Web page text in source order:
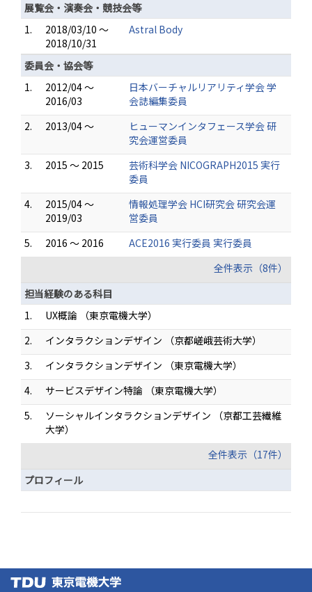
展覧会・演奏会・競技会等
1.
2018/03/10 ～
2018/10/31
Astral Body
委員会・協会等
1.
2012/04 ～
2016/03
日本バーチャルリアリティ学会 学
会誌編集委員
2.
2013/04 ～
ヒューマンインタフェース学会 研
究会運営委員
3.
2015 ～ 2015
芸術科学会 NICOGRAPH2015 実行
委員
4.
2015/04 ～
2019/03
情報処理学会 HCI研究会 研究会運
営委員
5.
2016 ～ 2016
ACE2016 実行委員 実行委員
全件表示（8件）
担当経験のある科目
1.
UX概論 （東京電機大学）
2.
インタラクションデザイン （京都嵯峨芸術大学）
3.
インタラクションデザイン （東京電機大学）
4.
サービスデザイン特論 （東京電機大学）
5.
ソーシャルインタラクションデザイン （京都工芸繊維
大学）
全件表示（17件）
プロフィール